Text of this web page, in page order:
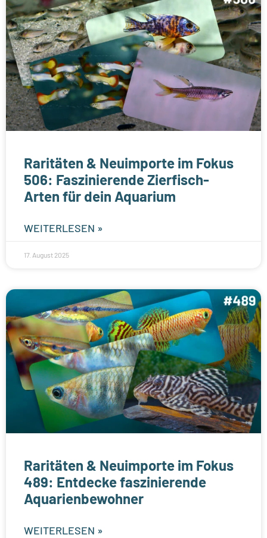
Raritäten & Neuimporte im Fokus
506: Faszinierende Zierfisch-
Arten für dein Aquarium
WEITERLESEN »
17. August 2025
Raritäten & Neuimporte im Fokus
489: Entdecke faszinierende
Aquarienbewohner
WEITERLESEN »